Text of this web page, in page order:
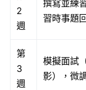
2
週
撰寫並練
習時事題
第
3
週
模擬面試
影），微